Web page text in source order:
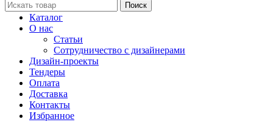
Поиск
Каталог
О нас
Статьи
Сотрудничество с дизайнерами
Дизайн-проекты
Тендеры
Оплата
Доставка
Контакты
Избранное